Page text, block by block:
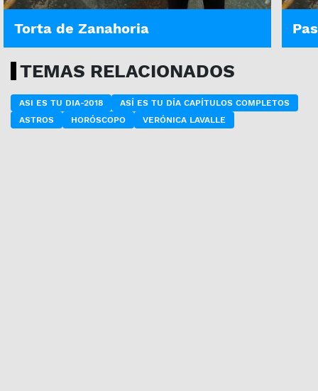
Torta de Zanahoria
TEMAS RELACIONADOS
ASI ES TU DIA-2018
ASÍ ES TU DÍA CAPÍTULOS COMPLETOS
ASTROS
HORÓSCOPO VERÓNICA LAVALLE